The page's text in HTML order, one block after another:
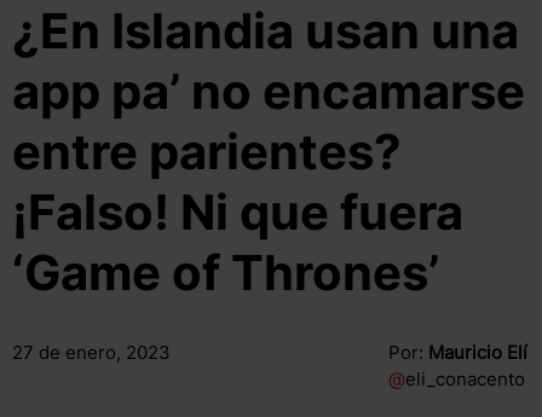
¿En Islandia usan una
app pa’ no encamarse
entre parientes?
¡Falso! Ni que fuera
‘Game of Thrones’
27 de enero, 2023 Por: Mauricio Elí
@eli_conacento